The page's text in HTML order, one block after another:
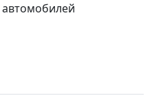
автомобилей